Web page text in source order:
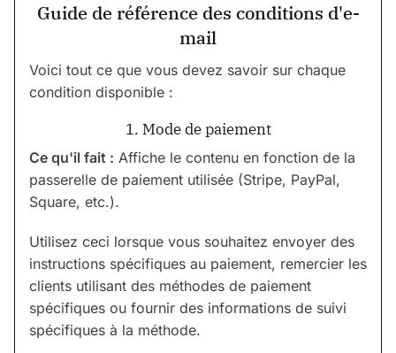
Guide de référence des conditions d'e-
mail
Voici tout ce que vous devez savoir sur chaque
condition disponible :
1. Mode de paiement
Ce qu'il fait : Affiche le contenu en fonction de la
passerelle de paiement utilisée (Stripe, PayPal,
Square, etc.).
Utilisez ceci lorsque vous souhaitez envoyer des
instructions spécifiques au paiement, remercier les
clients utilisant des méthodes de paiement
spécifiques ou fournir des informations de suivi
spécifiques à la méthode.